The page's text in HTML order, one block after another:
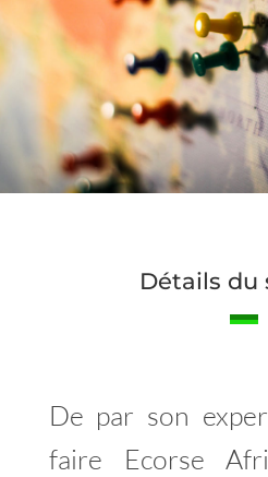
Détails du
De par son
faire Ecorse